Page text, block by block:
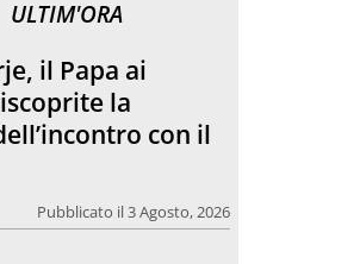
ULTIM'ORA
il Papa ai
la
con il
Pubblicato il 3 Agosto, 2026